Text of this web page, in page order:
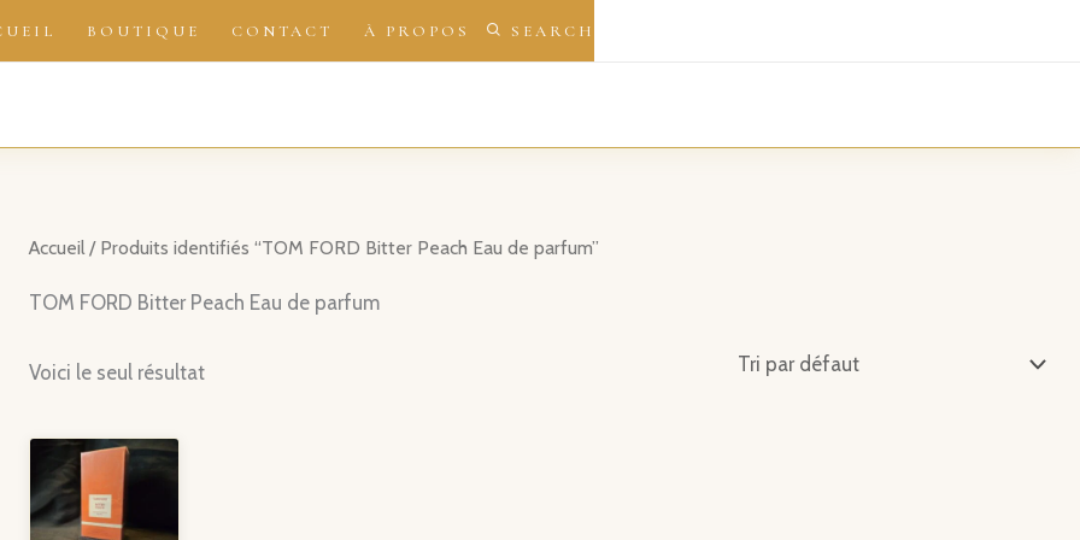
BOUTIQUE CONTACT À PROPOS SEARCH
Accueil/ Produits identifiés “TOM FORD Bitter Peach Eau de parfum”
TOM FORD Bitter Peach Eau de parfum
Voici le seul résultat